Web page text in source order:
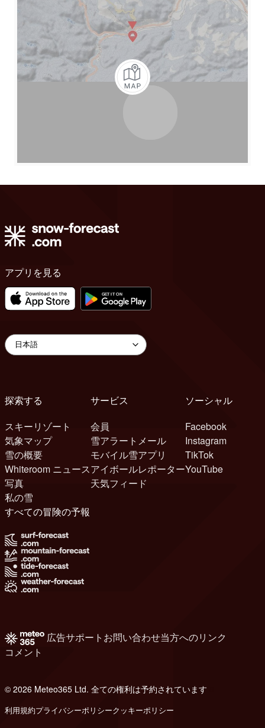
アプリを見る
探索する
スキーリゾート
気象マップ
雪の概要
Whiteroom ニュース
写真
私の雪
サービス
会員
雪アラートメール
モバイル雪アプリ
アイボールレポーター
天気フィード
ソーシャル
Facebook
Instagram
TikTok
YouTube
すべての冒険の予報
広告サポート お問い合わせ当方へのリンク
コメント
© 2026 Meteo365 Ltd. 全ての権利は予約されています
利用規約プライバシーポリシークッキーポリシー